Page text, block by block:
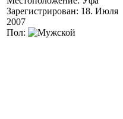
Зарегистрирован: 18. Июля
2007
Пол: